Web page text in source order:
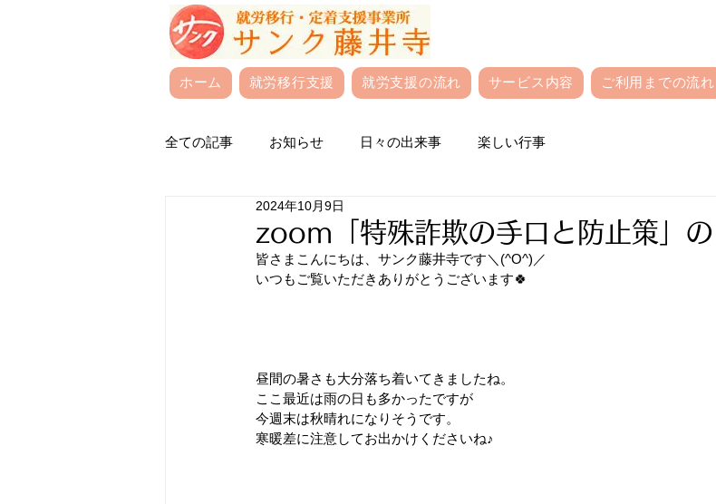
ホーム 就労移行支援 就労支援の流れ サービス内容 ご利用までの流れ
全ての記事 お知らせ 日々の出来事 楽しい行事
zoom「特殊詐欺の手口と防止策」
2024年10月9日
皆さまこんにちは、サンク藤井寺です＼(^O^)／
いつもご覧いただきありがとうございます🍀
昼間の暑さも大分落ち着いてきましたね。
ここ最近は雨の日も多かったですが
今週末は秋晴れになりそうです。
寒暖差に注意してお出かけくださいね♪